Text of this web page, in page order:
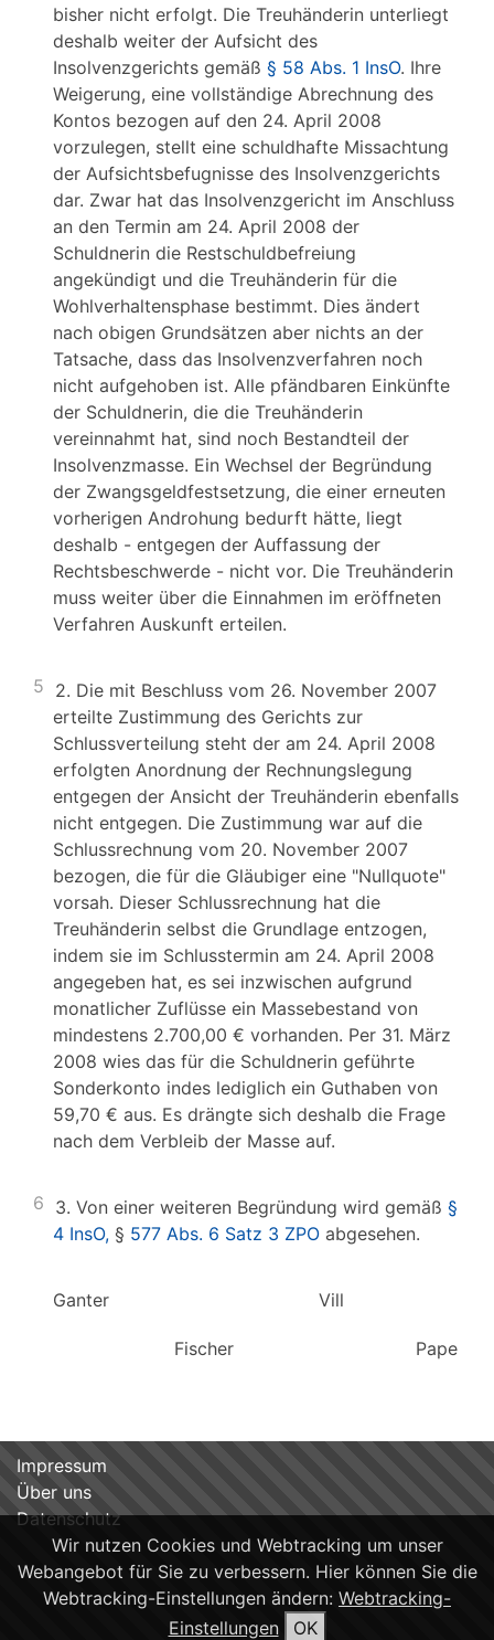
bisher nicht erfolgt. Die Treuhänderin unterliegt
deshalb weiter der Aufsicht des
Insolvenzgerichts gemäß § 58 Abs. 1 InsO. Ihre
Weigerung, eine vollständige Abrechnung des
Kontos bezogen auf den 24. April 2008
vorzulegen, stellt eine schuldhafte Missachtung
der Aufsichtsbefugnisse des Insolvenzgerichts
dar. Zwar hat das Insolvenzgericht im Anschluss
an den Termin am 24. April 2008 der
Schuldnerin die Restschuldbefreiung
angekündigt und die Treuhänderin für die
Wohlverhaltensphase bestimmt. Dies ändert
nach obigen Grundsätzen aber nichts an der
Tatsache, dass das Insolvenzverfahren noch
nicht aufgehoben ist. Alle pfändbaren Einkünfte
der Schuldnerin, die die Treuhänderin
vereinnahmt hat, sind noch Bestandteil der
Insolvenzmasse. Ein Wechsel der Begründung
der Zwangsgeldfestsetzung, die einer erneuten
vorherigen Androhung bedurft hätte, liegt
deshalb - entgegen der Auffassung der
Rechtsbeschwerde - nicht vor. Die Treuhänderin
muss weiter über die Einnahmen im eröffneten
Verfahren Auskunft erteilen.
5 2. Die mit Beschluss vom 26. November 2007
erteilte Zustimmung des Gerichts zur
Schlussverteilung steht der am 24. April 2008
erfolgten Anordnung der Rechnungslegung
entgegen der Ansicht der Treuhänderin ebenfalls
nicht entgegen. Die Zustimmung war auf die
Schlussrechnung vom 20. November 2007
bezogen, die für die Gläubiger eine "Nullquote"
vorsah. Dieser Schlussrechnung hat die
Treuhänderin selbst die Grundlage entzogen,
indem sie im Schlusstermin am 24. April 2008
angegeben hat, es sei inzwischen aufgrund
monatlicher Zuflüsse ein Massebestand von
mindestens 2.700,00 € vorhanden. Per 31. März
2008 wies das für die Schuldnerin geführte
Sonderkonto indes lediglich ein Guthaben von
59,70 € aus. Es drängte sich deshalb die Frage
nach dem Verbleib der Masse auf.
6 3. Von einer weiteren Begründung wird gemäß §
4 InsO, § 577 Abs. 6 Satz 3 ZPO abgesehen.
Ganter Vill
Fischer Pape
Wir nutzen Cookies und Webtracking um unser
Webangebot für Sie zu verbessern. Hier können Sie die
Webtracking-Einstellungen ändern: Webtracking-
Einstellungen
OK
Impressum
Über uns
Datenschutz